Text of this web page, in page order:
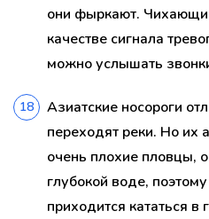
они фыркают.
качестве сигнала
можно услышать
Азиатские носороги
переходят реки. Но их
очень плохие пловцы,
глубокой воде,
приходится кататься в